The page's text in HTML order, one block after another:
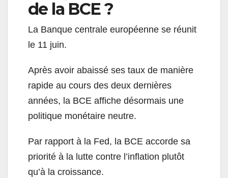
de la BCE ?
La Banque centrale européenne se réunit
le 11 juin.
Après avoir abaissé ses taux de manière
rapide au cours des deux dernières
années, la BCE affiche désormais une
politique monétaire neutre.
Par rapport à la Fed, la BCE accorde sa
priorité à la lutte contre l’inflation plutôt
qu’à la croissance.